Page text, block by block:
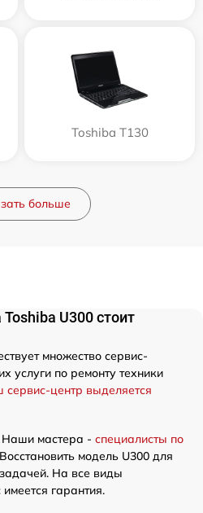
Toshiba T130
больше
U300 стоит
множество сервис-
услуги по ремонту техники
сервис-центр выделяется
Наши мастера - специалисты по
модель U300 для
На все виды
гарантия.